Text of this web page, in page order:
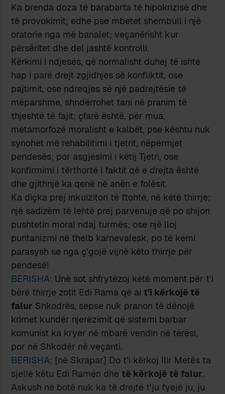
Ka brenda doza të barabarta të hipokrizisë dhe
të provokimit; edhe pse mbetet shembull i një
oratorie nga më banalet; veçanërisht kur
përsëritet dhe del jashtë kontrolli.
Kërkimi i ndjesës, që normalisht duhej të ishte
hap i parë drejt zgjidhjes së konfliktit, ose
pajtimit, ose ndreqjes së një padrejtësie të
mëparshme, shndërrohet tani në pranim të
thjeshtë të fajit; çfarë është, për mua,
metamorfozë moralisht e kalbët, pse kështu nuk
synohet më rehabilitimi i tjetrit, nëpërmjet
pendesës; por asgjësimi i këtij Tjetri, ose
konfirmimi i tërthortë i faktit që e drejta është
dhe gjithnjë ka qenë në anën e folësit.
Ka diçka prej inkuizitori të ftohtë, në këtë thirrje;
një sadizëm të lehtë prej parvenuje që po shijon
pushtetin moral ndaj turmës; ose një lloj
puritanizmi në thelb karnevalesk, po të kemi
parasysh se nga ç’gojë vijnë këto thirrje për
pendesë!
BERISHA: Unë sot shfrytëzoj këtë moment për t’i
bërë thirrje zotit Edi Rama që ai t’i kërkojë të
falur Shkodrës, sepse nuk pranon të dënojë
krimet kundër njerëzimit që sistemi barbar
komunist ka kryer në mbarë vendin në tërësi,
por në Shkodër në veçanti.
BERISHA: [në Skrapar] Do t’i kërkoj Ilir Metës ta
sjellë këtu Edi Ramën dhe të kërkojë të falur.
Askush në botë nuk ka të drejtë t’ju fyejë ju, ju